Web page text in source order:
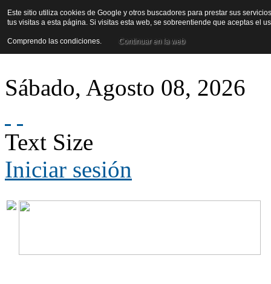
Sábado, Agosto 08, 2026
Text Size
Iniciar sesión
Este sitio utiliza cookies de Google y otros buscadores para prestar sus
tus visitas a esta página. Si visitas esta web, se sobreentiende que aceptas el
Comprendo las condiciones. Continuar en la web